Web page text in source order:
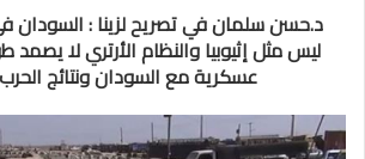
د.حسن سلمان في تصريح لزينا : السودان
ليس مثل إثيوبيا والنظام الأرتري لا
عسكرية مع السودان ونتائج الحرب